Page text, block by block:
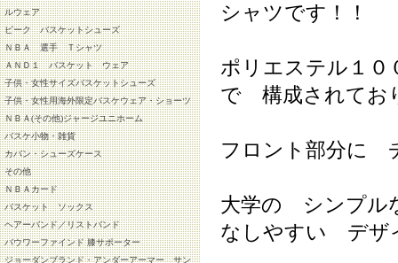
ルウェア
ピーク バスケットシューズ
ＮＢＡ 選手 Ｔシャツ
ＡＮＤ１ バスケット ウェア
子供・女性サイズバスケットシューズ
子供・女性用海外限定バスケウェア・ショーツ
ＮＢＡ(その他)ジャージユニホーム
バスケ小物・雑貨
カバン・シューズケース
その他
ＮＢＡカード
バスケット ソックス
ヘアーバンド／リストバンド
バウワーファインド 膝サポーター
ジョーダンブランド・アンダーアーマー サン
シャツです！！
ポリエステル１
で 構成されてお
フロント部分に
大学の シンプ
なしやすい デザ